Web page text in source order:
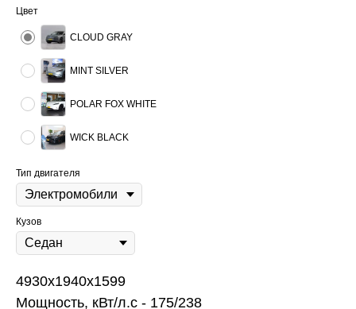
Цвет
CLOUD GRAY
MINT SILVER
POLAR FOX WHITE
WICK BLACK
Тип двигателя
Кузов
4930x1940x1599
Мощность, кВт/л.с - 175/238